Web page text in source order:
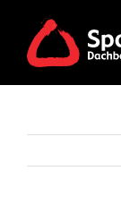
content